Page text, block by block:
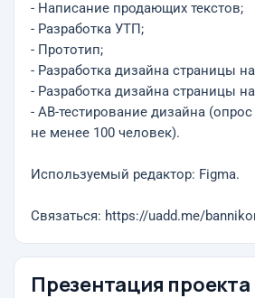
- Написание продающих текстов;
- Разработка УТП;
- Прототип;
- Разработка дизайна страницы
- Разработка дизайна страницы
- AB-тестирование дизайна
не менее 100 человек).
Используемый редактор: Figma.
Связаться: https://uadd.me/
Презентация проекта